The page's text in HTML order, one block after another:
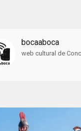
bocaaboca
web cultural de